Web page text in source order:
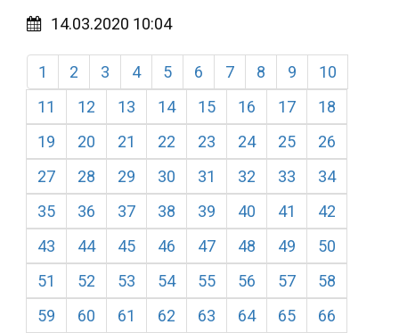
14.03.2020 10:04
1 2 3 4 5 6 7 8 9
10
11
12 13 14 15 16 17
18
19
20 21 22 23 24 25
26
27
28 29 30 31 32 33
34
35
36 37 38 39 40 41
42
43
44 45 46 47 48 49
50
51
52 53 54 55 56 57
58
59
60 61 62 63 64 65
66